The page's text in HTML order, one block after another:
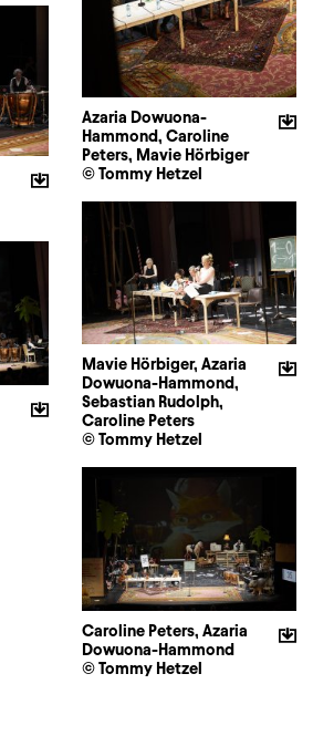
Azaria Dowuona-
Hammond, Caroline
Peters, Mavie Hörbiger
© Tommy Hetzel
Mavie Hörbiger, Azaria
Dowuona-Hammond,
Sebastian Rudolph,
Caroline Peters
© Tommy Hetzel
Caroline Peters, Azaria
Dowuona-Hammond
© Tommy Hetzel